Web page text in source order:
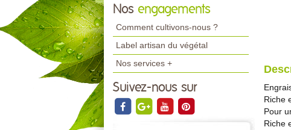
Nos engagements
Comment cultivons-nous ?
Label artisan du végétal
Nos services +
Suivez-nous sur
Riche
Pour
Riche